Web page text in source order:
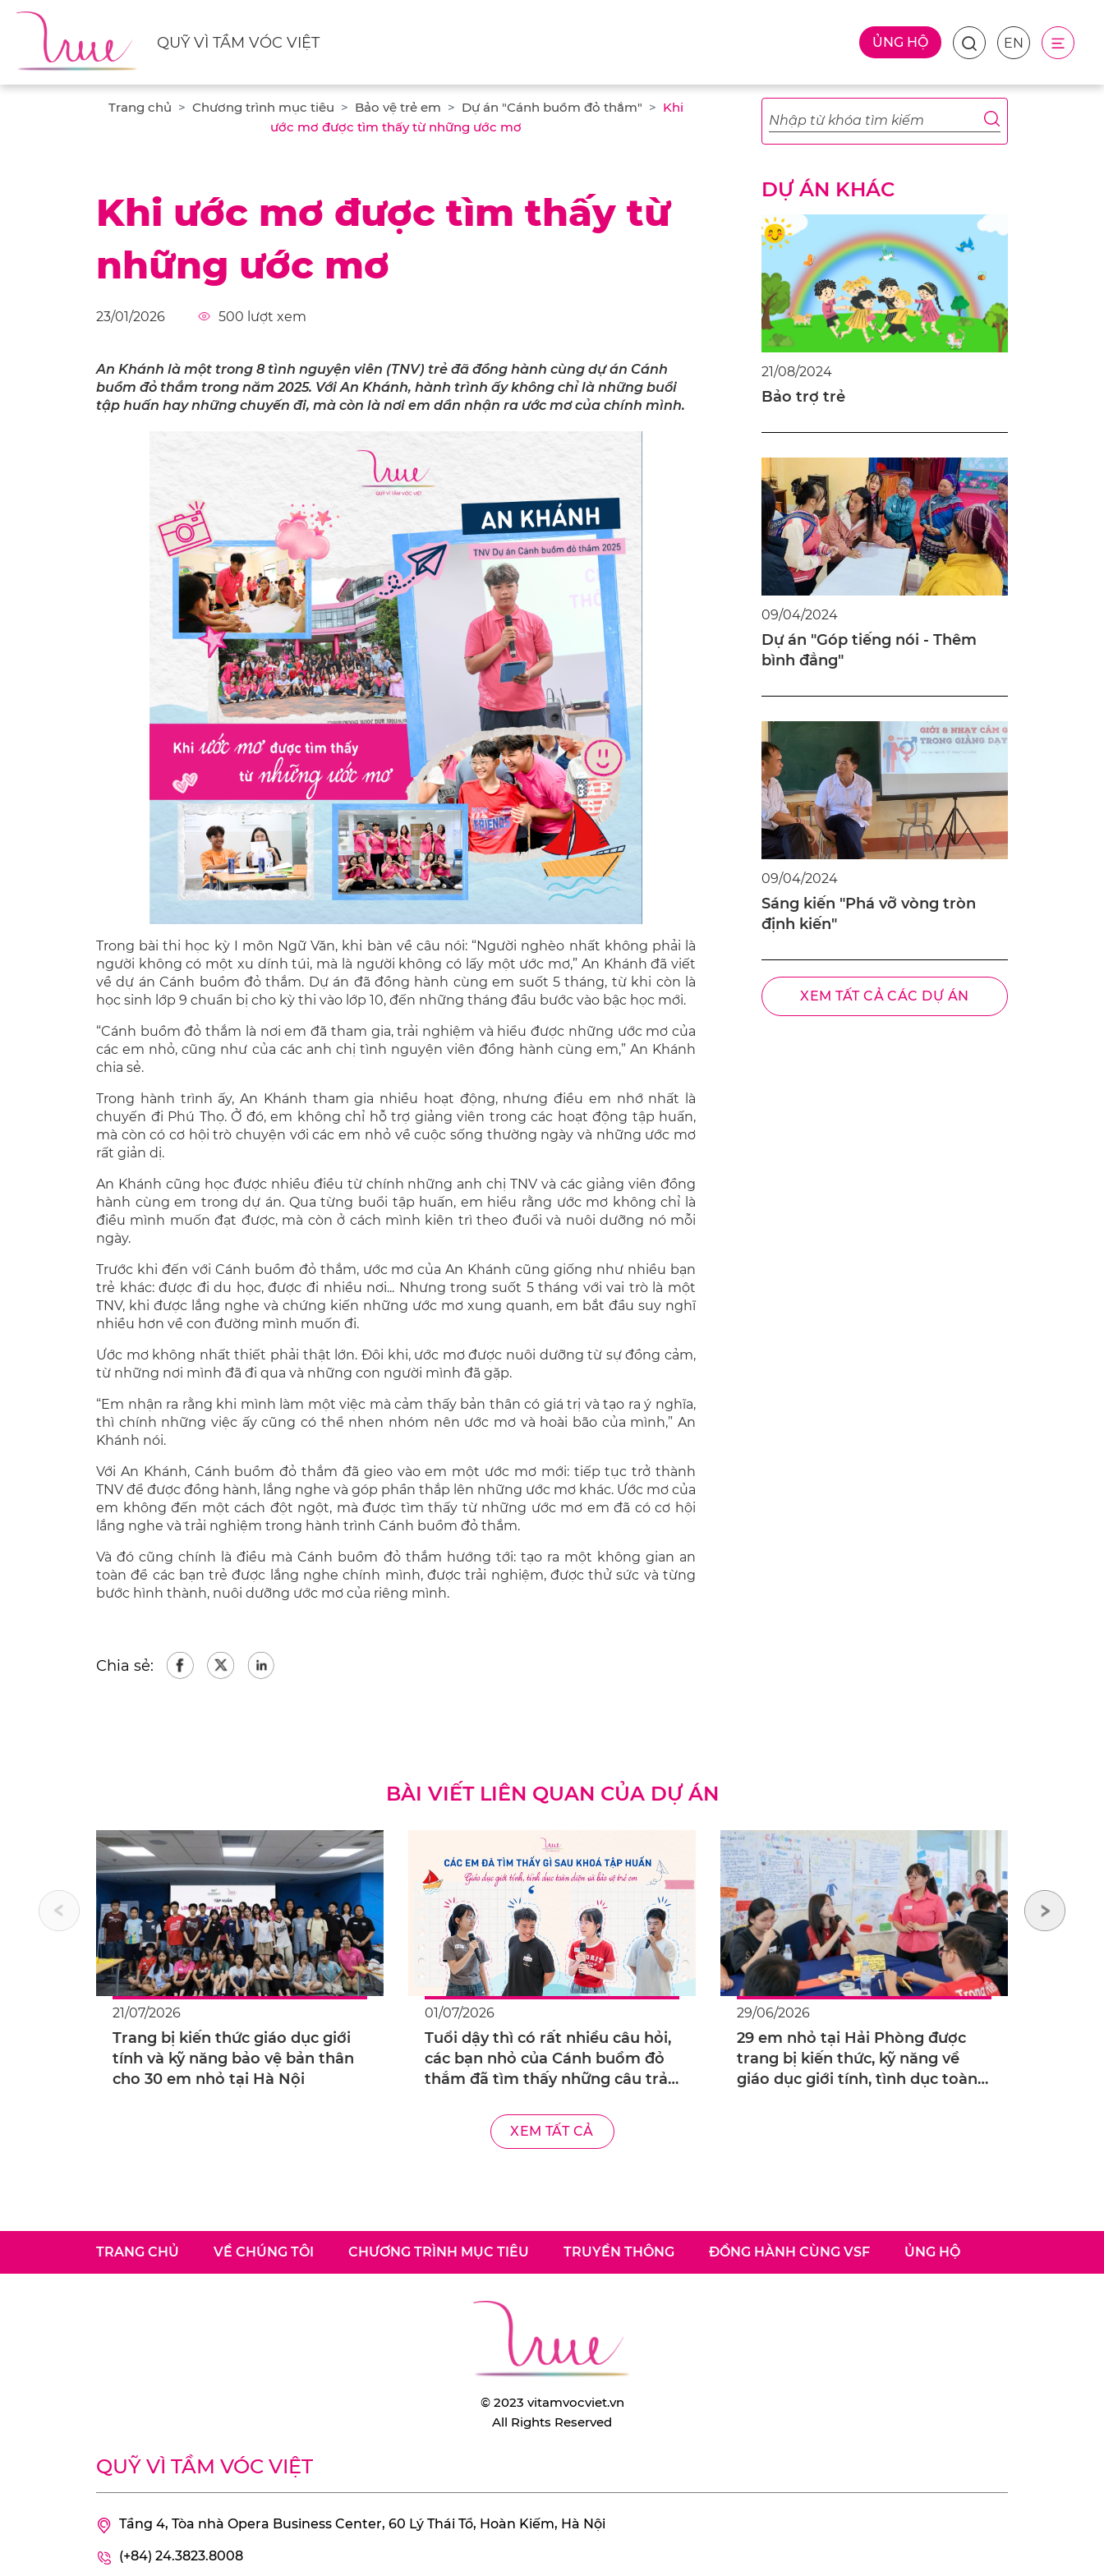
QUỸ VÌ TẦM VÓC VIỆT ỦNG HỘ EN
Trang chủ Chương trình mục tiêu Bảo vệ trẻ em Dự án "Cánh buồm đỏ thắm"
Khi
ước mơ được tìm thấy từ những ước mơ
Khi ước mơ được tìm thấy từ
những ước mơ
23/01/2026 500 lượt xem
An Khánh là một trong 8 tình nguyện viên (TNV) trẻ đã đồng hành cùng dự án Cánh
buồm đỏ thắm trong năm 2025. Với An Khánh, hành trình ấy không chỉ là những buổi
tập huấn hay những chuyến đi, mà còn là nơi em dần nhận ra ước mơ của chính mình.
Trong bài thi học kỳ I môn Ngữ Văn, khi bàn về câu nói: “Người nghèo nhất không phải là
người không có một xu dính túi, mà là người không có lấy một ước mơ,” An Khánh đã viết
về dự án Cánh buồm đỏ thắm. Dự án đã đồng hành cùng em suốt 5 tháng, từ khi còn là
học sinh lớp 9 chuẩn bị cho kỳ thi vào lớp 10, đến những tháng đầu bước vào bậc học mới.
“Cánh buồm đỏ thắm là nơi em đã tham gia, trải nghiệm và hiểu được những ước mơ của
các em nhỏ, cũng như của các anh chị tình nguyện viên đồng hành cùng em,” An Khánh
chia sẻ.
Trong hành trình ấy, An Khánh tham gia nhiều hoạt động, nhưng điều em nhớ nhất là
chuyến đi Phú Thọ. Ở đó, em không chỉ hỗ trợ giảng viên trong các hoạt động tập huấn,
mà còn có cơ hội trò chuyện với các em nhỏ về cuộc sống thường ngày và những ước mơ
rất giản dị.
An Khánh cũng học được nhiều điều từ chính những anh chị TNV và các giảng viên đồng
hành cùng em trong dự án. Qua từng buổi tập huấn, em hiểu rằng ước mơ không chỉ là
điều mình muốn đạt được, mà còn ở cách mình kiên trì theo đuổi và nuôi dưỡng nó mỗi
ngày.
Trước khi đến với Cánh buồm đỏ thắm, ước mơ của An Khánh cũng giống như nhiều bạn
trẻ khác: được đi du học, được đi nhiều nơi... Nhưng trong suốt 5 tháng với vai trò là một
TNV, khi được lắng nghe và chứng kiến những ước mơ xung quanh, em bắt đầu suy nghĩ
nhiều hơn về con đường mình muốn đi.
Ước mơ không nhất thiết phải thật lớn. Đôi khi, ước mơ được nuôi dưỡng từ sự đồng cảm,
từ những nơi mình đã đi qua và những con người mình đã gặp.
“Em nhận ra rằng khi mình làm một việc mà cảm thấy bản thân có giá trị và tạo ra ý nghĩa,
thì chính những việc ấy cũng có thể nhen nhóm nên ước mơ và hoài bão của mình,” An
Khánh nói.
Với An Khánh, Cánh buồm đỏ thắm đã gieo vào em một ước mơ mới: tiếp tục trở thành
TNV để được đồng hành, lắng nghe và góp phần thắp lên những ước mơ khác. Ước mơ của
em không đến một cách đột ngột, mà được tìm thấy từ những ước mơ em đã có cơ hội
lắng nghe và trải nghiệm trong hành trình Cánh buồm đỏ thắm.
Và đó cũng chính là điều mà Cánh buồm đỏ thắm hướng tới: tạo ra một không gian an
toàn để các bạn trẻ được lắng nghe chính mình, được trải nghiệm, được thử sức và từng
bước hình thành, nuôi dưỡng ước mơ của riêng mình.
Chia sẻ:
DỰ ÁN KHÁC
21/08/2024
Bảo trợ trẻ
09/04/2024
Dự án "Góp tiếng nói - Thêm
bình đẳng"
09/04/2024
Sáng kiến "Phá vỡ vòng tròn
định kiến"
XEM TẤT CẢ CÁC DỰ ÁN
BÀI VIẾT LIÊN QUAN CỦA DỰ ÁN
21/07/2026
Trang bị kiến thức giáo dục giới
tính và kỹ năng bảo vệ bản thân
cho 30 em nhỏ tại Hà Nội
01/07/2026
Tuổi dậy thì có rất nhiều câu hỏi,
các bạn nhỏ của Cánh buồm đỏ
thắm đã tìm thấy những câu trả
29/06/2026
29 em nhỏ tại Hải Phòng được
trang bị kiến thức, kỹ năng về
giáo dục giới tính, tình dục toàn
XEM TẤT CẢ
TRANG CHỦ VỀ CHÚNG TÔI CHƯƠNG TRÌNH MỤC TIÊU TRUYỀN THÔNG ĐỒNG HÀNH CÙNG VSF ỦNG HỘ
© 2023 vitamvocviet.vn
All Rights Reserved
QUỸ VÌ TẦM VÓC VIỆT
Tầng 4, Tòa nhà Opera Business Center, 60 Lý Thái Tổ, Hoàn Kiếm, Hà Nội
(+84) 24.3823.8008